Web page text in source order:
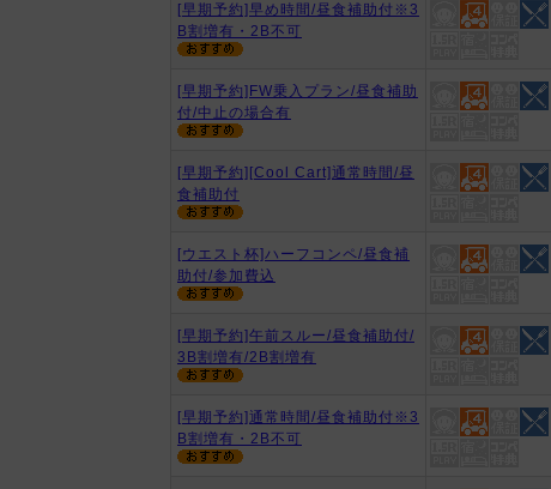
[早期予約]早め時間/昼食補助付※3
B割増有・2B不可
[早期予約]FW乗入プラン/昼食補助
付/中止の場合有
[早期予約][Cool Cart]通常時間/昼
食補助付
[ウエスト杯]ハーフコンペ/昼食補
助付/参加費込
[早期予約]午前スルー/昼食補助付/
3B割増有/2B割増有
[早期予約]通常時間/昼食補助付※3
B割増有・2B不可